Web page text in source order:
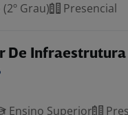
Grau)
Presencial
De Infraestrutura
Ensino Superior